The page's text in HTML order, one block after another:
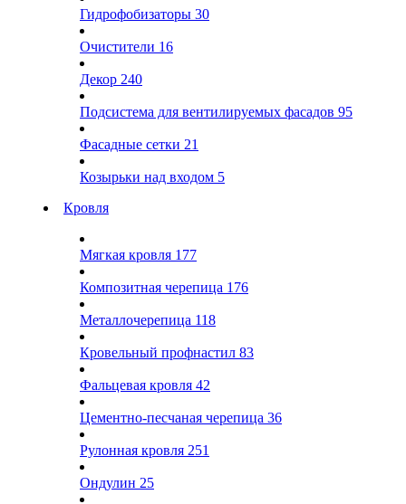
Гидрофобизаторы 30
Очистители 16
Декор 240
Подсистема для вентилируемых фасадов 95
Фасадные сетки 21
Козырьки над входом 5
Кровля
Мягкая кровля 177
Композитная черепица 176
Металлочерепица 118
Кровельный профнастил 83
Фальцевая кровля 42
Цементно-песчаная черепица 36
Рулонная кровля 251
Ондулин 25